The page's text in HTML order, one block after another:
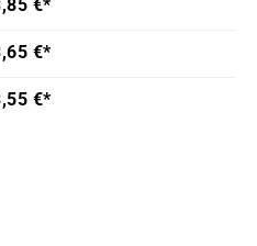
€*
€*
€*